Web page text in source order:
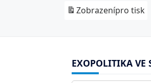
Zobrazenípro tisk
EXOPOLITIKA VE